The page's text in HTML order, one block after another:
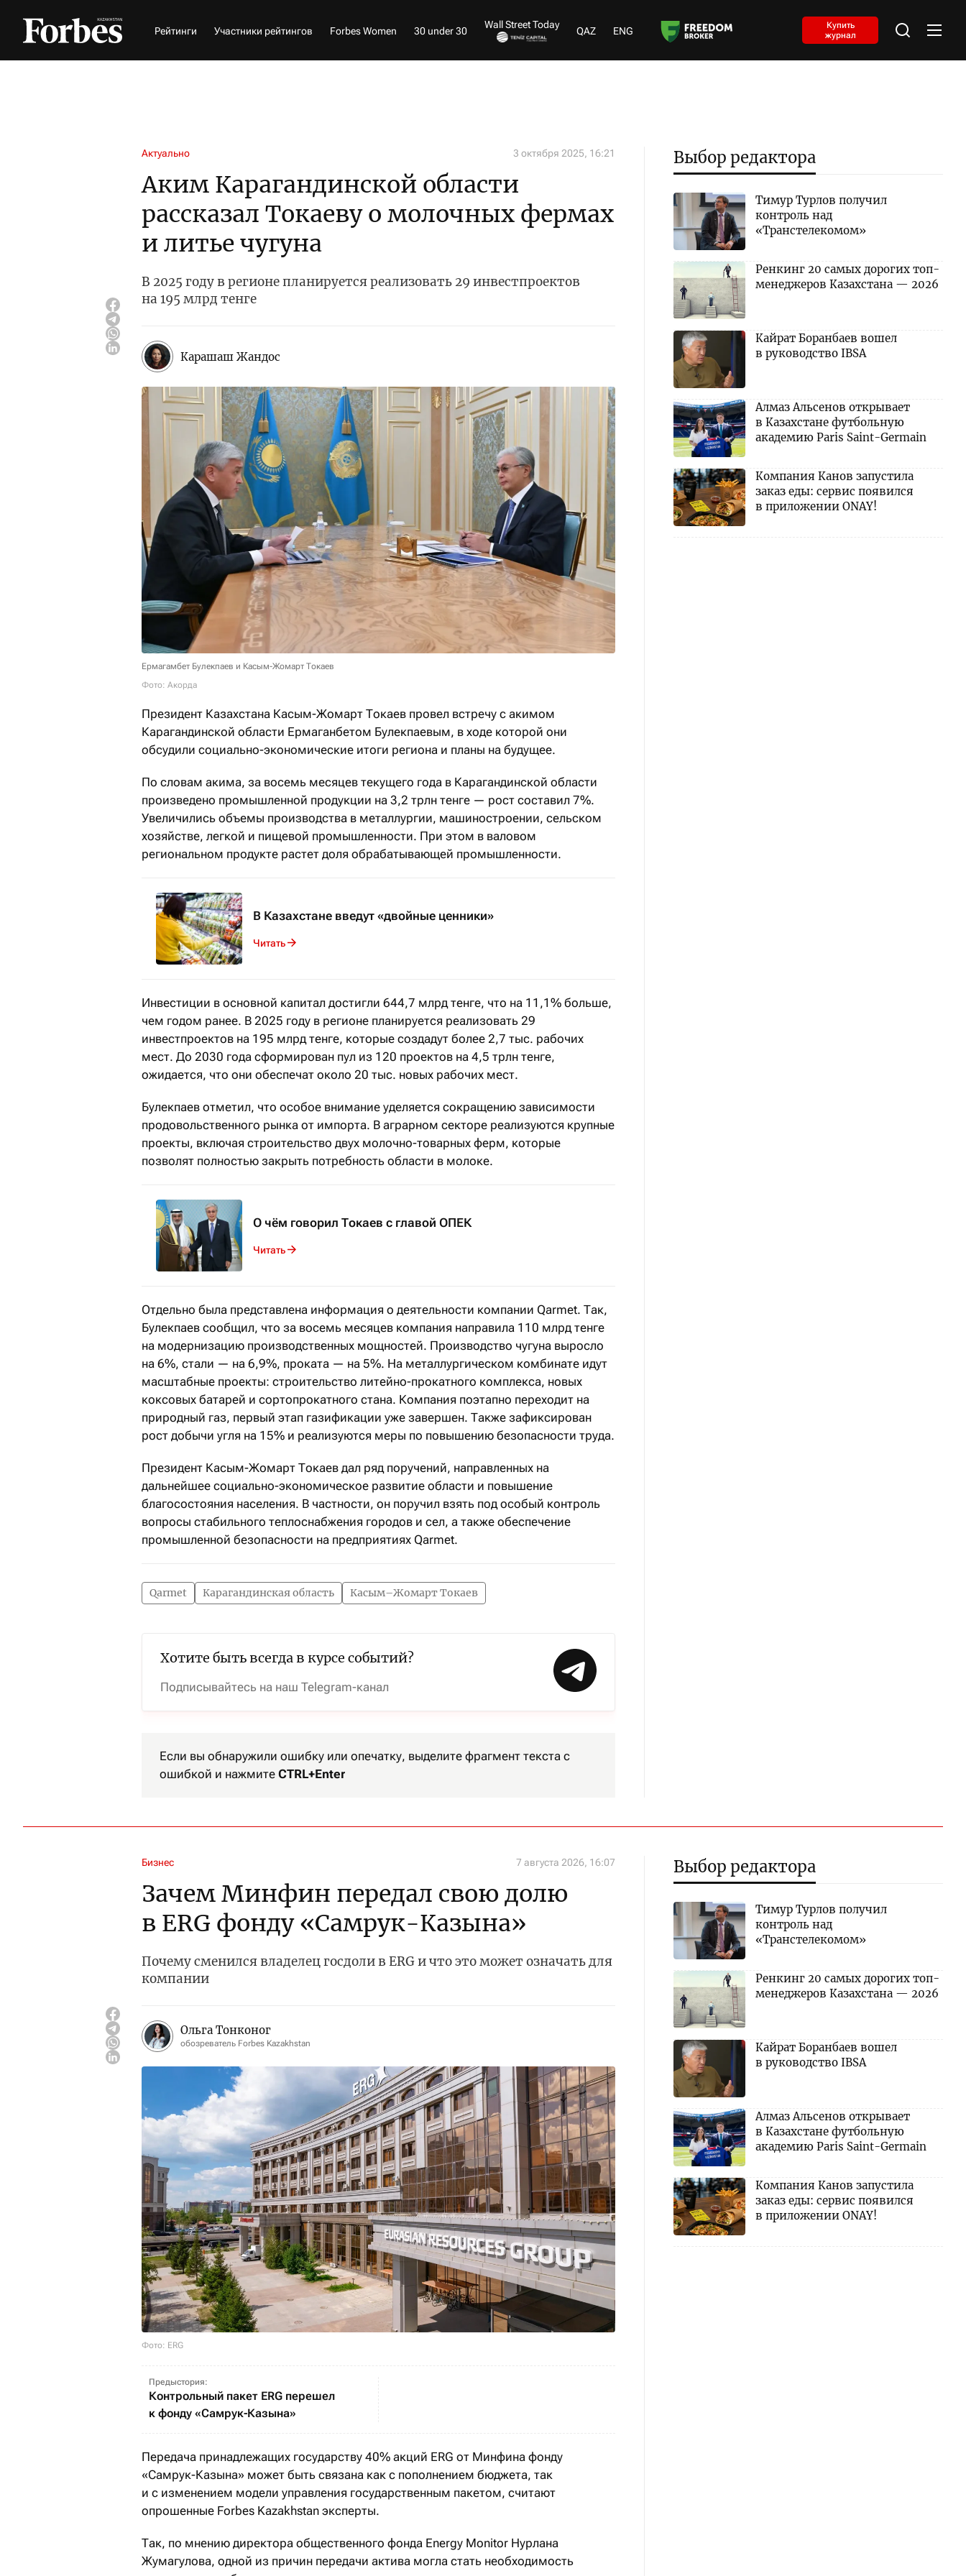
Рейтинги Участники рейтингов Forbes Women 30 under 30
Wall Street Today
QAZ ENG
Купить
журнал
Актуально 3 октября 2025, 16:21
Аким Карагандинской области
рассказал Токаеву о молочных фермах
и литье чугуна
В 2025 году в регионе планируется реализовать 29 инвестпроектов
на 195 млрд тенге
Карашаш Жандос
Ермагамбет Булекпаев и Касым-Жомарт Токаев
Фото: Акорда
Президент Казахстана Касым-Жомарт Токаев провел встречу с акимом
Карагандинской области Ермаганбетом Булекпаевым, в ходе которой они
обсудили социально-экономические итоги региона и планы на будущее.
По словам акима, за восемь месяцев текущего года в Карагандинской области
произведено промышленной продукции на 3,2 трлн тенге — рост составил 7%.
Увеличились объемы производства в металлургии, машиностроении, сельском
хозяйстве, легкой и пищевой промышленности. При этом в валовом
региональном продукте растет доля обрабатывающей промышленности.
В Казахстане введут «двойные ценники»
Читать
Инвестиции в основной капитал достигли 644,7 млрд тенге, что на 11,1% больше,
чем годом ранее. В 2025 году в регионе планируется реализовать 29
инвестпроектов на 195 млрд тенге, которые создадут более 2,7 тыс. рабочих
мест. До 2030 года сформирован пул из 120 проектов на 4,5 трлн тенге,
ожидается, что они обеспечат около 20 тыс. новых рабочих мест.
Булекпаев отметил, что особое внимание уделяется сокращению зависимости
продовольственного рынка от импорта. В аграрном секторе реализуются крупные
проекты, включая строительство двух молочно-товарных ферм, которые
позволят полностью закрыть потребность области в молоке.
О чём говорил Токаев с главой ОПЕК
Читать
Отдельно была представлена информация о деятельности компании Qarmet. Так,
Булекпаев сообщил, что за восемь месяцев компания направила 110 млрд тенге
на модернизацию производственных мощностей. Производство чугуна выросло
на 6%, стали — на 6,9%, проката — на 5%. На металлургическом комбинате идут
масштабные проекты: строительство литейно-прокатного комплекса, новых
коксовых батарей и сортопрокатного стана. Компания поэтапно переходит на
природный газ, первый этап газификации уже завершен. Также зафиксирован
рост добычи угля на 15% и реализуются меры по повышению безопасности труда.
Президент Касым-Жомарт Токаев дал ряд поручений, направленных на
дальнейшее социально-экономическое развитие области и повышение
благосостояния населения. В частности, он поручил взять под особый контроль
вопросы стабильного теплоснабжения городов и сел, а также обеспечение
промышленной безопасности на предприятиях Qarmet.
Qarmet Карагандинская область Касым–Жомарт Токаев
Хотите быть всегда в курсе событий?
Подписывайтесь на наш Telegram-канал
Если вы обнаружили ошибку или опечатку, выделите фрагмент текста с
ошибкой и нажмите CTRL+Enter
Выбор редактора
Тимур Турлов получил
контроль над
«Транстелекомом»
Ренкинг 20 самых дорогих топ-
менеджеров Казахстана — 2026
Кайрат Боранбаев вошел
в руководство IBSA
Алмаз Альсенов открывает
в Казахстане футбольную
академию Paris Saint-Germain
Компания Канов запустила
заказ еды: сервис появился
в приложении ONAY!
Бизнес 7 августа 2026, 16:07
Зачем Минфин передал свою долю
в ERG фонду «Самрук-Казына»
Почему сменился владелец госдоли в ERG и что это может означать для
компании
Ольга Тонконог
обозреватель Forbes Kazakhstan
Фото: ERG
Предыстория:
Контрольный пакет ERG перешел
к фонду «Самрук-Казына»
Передача принадлежащих государству 40% акций ERG от Минфина фонду
«Самрук-Казына» может быть связана как с пополнением бюджета, так
и с изменением модели управления государственным пакетом, считают
опрошенные Forbes Kazakhstan эксперты.
Так, по мнению директора общественного фонда Energy Monitor Нурлана
Жумагулова, одной из причин передачи актива могла стать необходимость
Выбор редактора
Тимур Турлов получил
контроль над
«Транстелекомом»
Ренкинг 20 самых дорогих топ-
менеджеров Казахстана — 2026
Кайрат Боранбаев вошел
в руководство IBSA
Алмаз Альсенов открывает
в Казахстане футбольную
академию Paris Saint-Germain
Компания Канов запустила
заказ еды: сервис появился
в приложении ONAY!